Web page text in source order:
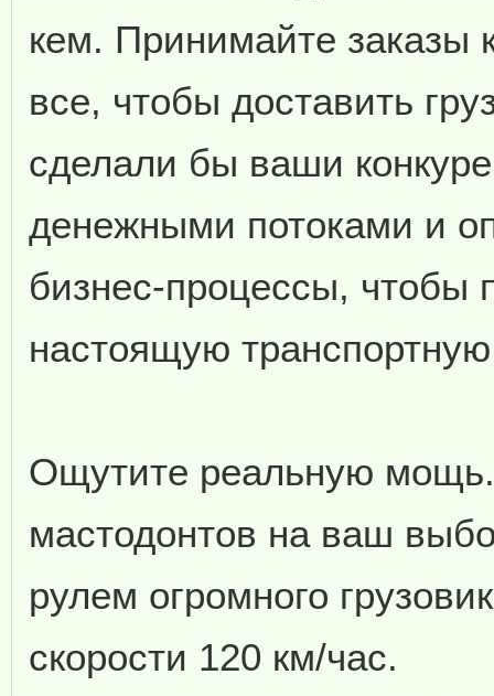
кем. Принимайте заказы
все, чтобы доставить
сделали бы ваши
денежными потоками и
бизнес-процессы, чтобы
настоящую
Ощутите реальную
мастодонтов на ваш
рулем огромного
скорости 120 км/час.